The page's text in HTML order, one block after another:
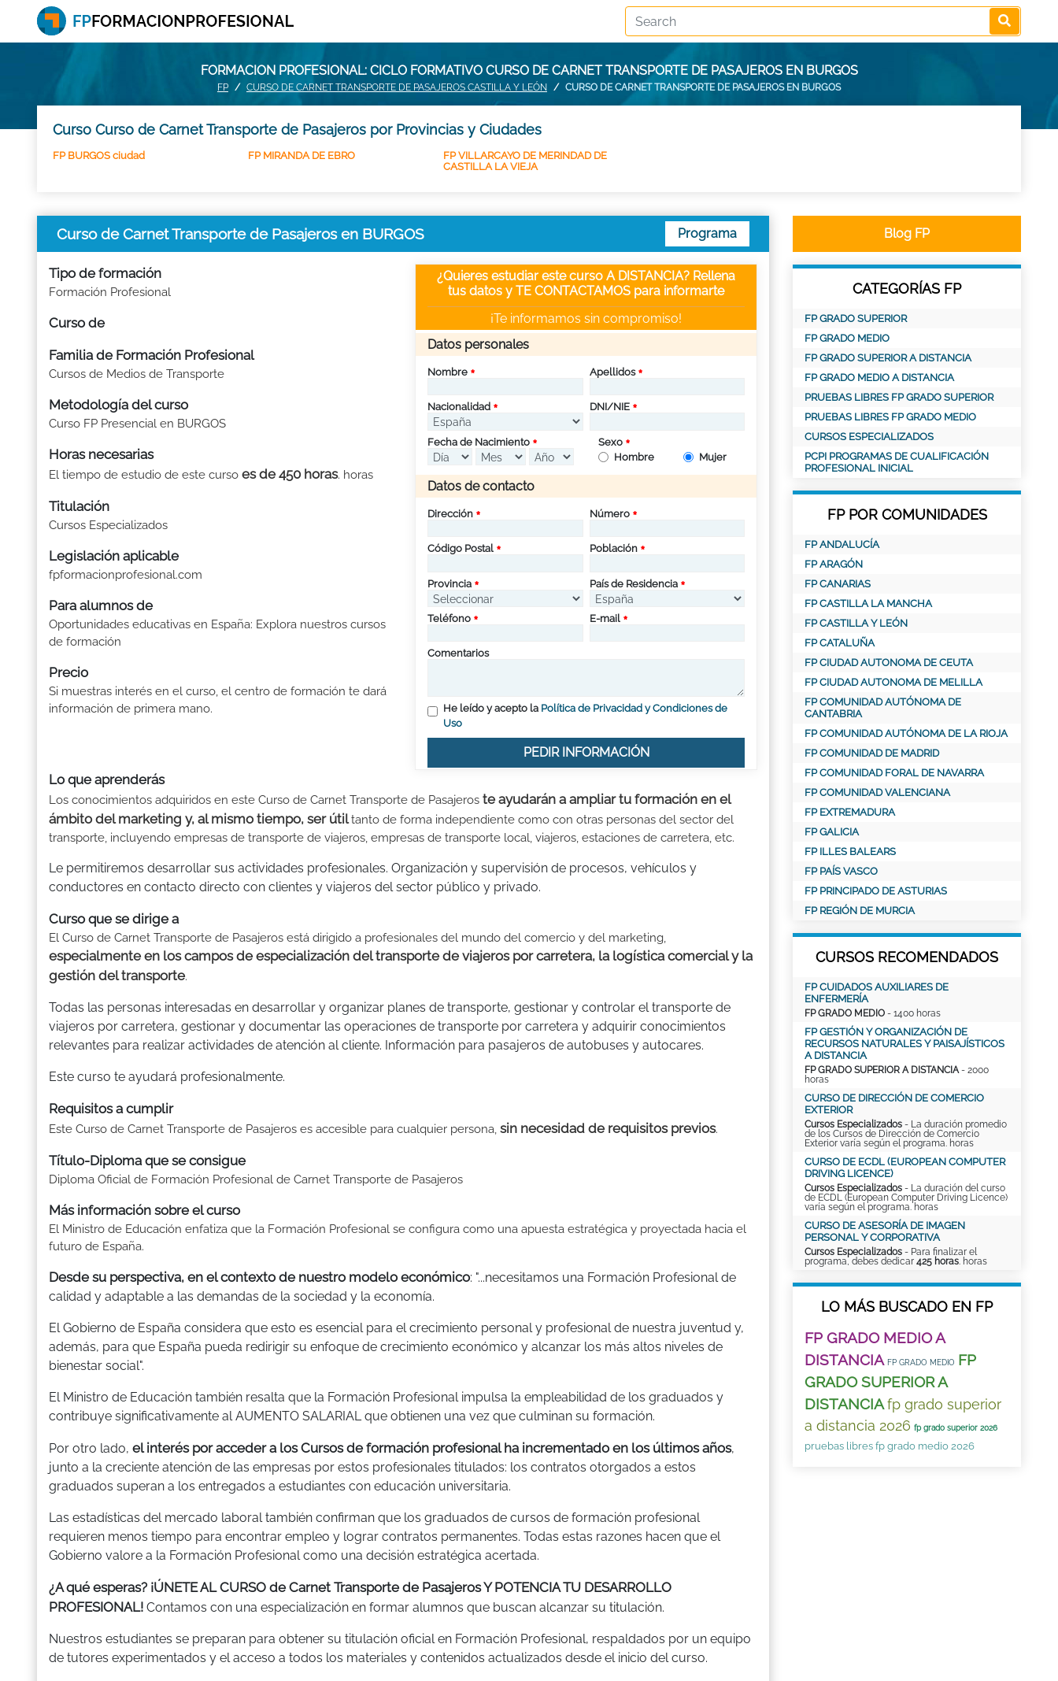
FORMACION PROFESIONAL: CICLO FORMATIVO CURSO DE CARNET TRANSPORTE DE PASAJEROS EN BURGOS
FP CURSO DE CARNET TRANSPORTE DE PASAJEROS CASTILLA Y LEÓN CURSO DE CARNET TRANSPORTE DE PASAJEROS EN BURGOS
Curso Curso de Carnet Transporte de Pasajeros por Provincias y Ciudades
FP BURGOS ciudad FP MIRANDA DE EBRO
FP VILLARCAYO DE MERINDAD DE
CASTILLA LA VIEJA
Curso de Carnet Transporte de Pasajeros en BURGOS Programa
Tipo de formación
Formación Profesional
Curso de
Familia de Formación Profesional
Cursos de Medios de Transporte
Metodología del curso
Curso FP Presencial en BURGOS
Horas necesarias
El tiempo de estudio de este curso es de 450 horas. horas
Titulación
Cursos Especializados
Legislación aplicable
fpformacionprofesional.com
Para alumnos de
Oportunidades educativas en España: Explora nuestros cursos
de formación
Precio
Si muestras interés en el curso, el centro de formación te dará
información de primera mano.
¿Quieres estudiar este curso A DISTANCIA? Rellena
tus datos y TE CONTACTAMOS para informarte
¡Te informamos sin compromiso!
Datos personales
Nombre Apellidos
Nacionalidad DNI/NIE
Fecha de Nacimiento
Sexo
Hombre
Mujer
Datos de contacto
Dirección Número
Código Postal Población
Provincia País de Residencia
Teléfono E-mail
Comentarios
He leído y acepto la Política de Privacidad y Condiciones de
Uso
PEDIR INFORMACIÓN
Lo que aprenderás
Los conocimientos adquiridos en este Curso de Carnet Transporte de Pasajeros te ayudarán a ampliar tu formación en el
ámbito del marketing y, al mismo tiempo, ser útiltanto de forma independiente como con otras personas del sector del
transporte, incluyendo empresas de transporte de viajeros, empresas de transporte local, viajeros, estaciones de carretera, etc.
Le permitiremos desarrollar sus actividades profesionales. Organización y supervisión de procesos, vehículos y
conductores en contacto directo con clientes y viajeros del sector público y privado.
Curso que se dirige a
El Curso de Carnet Transporte de Pasajeros está dirigido a profesionales del mundo del comercio y del marketing,
especialmente en los campos de especialización del transporte de viajeros por carretera, la logística comercial y la
gestión del transporte.
Todas las personas interesadas en desarrollar y organizar planes de transporte, gestionar y controlar el transporte de
viajeros por carretera, gestionar y documentar las operaciones de transporte por carretera y adquirir conocimientos
relevantes para realizar actividades de atención al cliente. Información para pasajeros de autobuses y autocares.
Este curso te ayudará profesionalmente.
Requisitos a cumplir
Este Curso de Carnet Transporte de Pasajeros es accesible para cualquier persona, sin necesidad de requisitos previos.
Título-Diploma que se consigue
Diploma Oficial de Formación Profesional de Carnet Transporte de Pasajeros
Más información sobre el curso
El Ministro de Educación enfatiza que la Formación Profesional se configura como una apuesta estratégica y proyectada hacia el
futuro de España.
Desde su perspectiva, en el contexto de nuestro modelo económico: "...necesitamos una Formación Profesional de
calidad y adaptable a las demandas de la sociedad y la economía.
El Gobierno de España considera que esto es esencial para el crecimiento personal y profesional de nuestra juventud y,
además, para que España pueda redirigir su enfoque de crecimiento económico y alcanzar los más altos niveles de
bienestar social".
El Ministro de Educación también resalta que la Formación Profesional impulsa la empleabilidad de los graduados y
contribuye significativamente al AUMENTO SALARIAL que obtienen una vez que culminan su formación.
Por otro lado, el interés por acceder a los Cursos de formación profesional ha incrementado en los últimos años,
junto a la creciente atención de las empresas por estos profesionales titulados: los contratos otorgados a estos
graduados superan a los entregados a estudiantes con educación universitaria.
Las estadísticas del mercado laboral también confirman que los graduados de cursos de formación profesional
requieren menos tiempo para encontrar empleo y lograr contratos permanentes. Todas estas razones hacen que el
Gobierno valore a la Formación Profesional como una decisión estratégica acertada.
¿A qué esperas? ¡ÚNETE AL CURSO de Carnet Transporte de Pasajeros Y POTENCIA TU DESARROLLO
PROFESIONAL! Contamos con una especialización en formar alumnos que buscan alcanzar su titulación.
Nuestros estudiantes se preparan para obtener su titulación oficial en Formación Profesional, respaldados por un equipo
de tutores experimentados y el acceso a todos los materiales y contenidos actualizados desde el inicio del curso.
Blog FP
CATEGORÍAS FP
FP GRADO SUPERIOR
FP GRADO MEDIO
FP GRADO SUPERIOR A DISTANCIA
FP GRADO MEDIO A DISTANCIA
PRUEBAS LIBRES FP GRADO SUPERIOR
PRUEBAS LIBRES FP GRADO MEDIO
CURSOS ESPECIALIZADOS
PCPI PROGRAMAS DE CUALIFICACIÓN
PROFESIONAL INICIAL
FP POR COMUNIDADES
FP ANDALUCÍA
FP ARAGÓN
FP CANARIAS
FP CASTILLA LA MANCHA
FP CASTILLA Y LEÓN
FP CATALUÑA
FP CIUDAD AUTONOMA DE CEUTA
FP CIUDAD AUTONOMA DE MELILLA
FP COMUNIDAD AUTÓNOMA DE
CANTABRIA
FP COMUNIDAD AUTÓNOMA DE LA RIOJA
FP COMUNIDAD DE MADRID
FP COMUNIDAD FORAL DE NAVARRA
FP COMUNIDAD VALENCIANA
FP EXTREMADURA
FP GALICIA
FP ILLES BALEARS
FP PAÍS VASCO
FP PRINCIPADO DE ASTURIAS
FP REGIÓN DE MURCIA
CURSOS RECOMENDADOS
FP CUIDADOS AUXILIARES DE
ENFERMERÍA
FP GRADO MEDIO - 1400 horas
FP GESTIÓN Y ORGANIZACIÓN DE
RECURSOS NATURALES Y PAISAJÍSTICOS
A DISTANCIA
FP GRADO SUPERIOR A DISTANCIA- 2000
horas
CURSO DE DIRECCIÓN DE COMERCIO
EXTERIOR
Cursos Especializados - La duración promedio
de los Cursos de Dirección de Comercio
Exterior varía según el programa. horas
CURSO DE ECDL (EUROPEAN COMPUTER
DRIVING LICENCE)
Cursos Especializados - La duración del curso
de ECDL (European Computer Driving Licence)
varía según el programa. horas
CURSO DE ASESORÍA DE IMAGEN
PERSONAL Y CORPORATIVA
Cursos Especializados - Para finalizar el
programa, debes dedicar 425 horas. horas
LO MÁS BUSCADO EN FP
FP GRADO MEDIO A
DISTANCIA FP GRADO MEDIO FP
GRADO SUPERIOR A
DISTANCIAfp grado superior
a distancia 2026 fp grado superior 2026
pruebas libres fp grado medio 2026